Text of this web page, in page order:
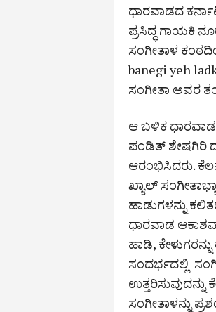
ಧಾರವಾಡದ
ಪ್ರಸಿದ್ಧ ಗಾಯಕಿ
ಸಂಗೀತಾಳ
banegi yeh
ಸಂಗೀತಾ ಅವರ
ಆ ಬಳಿಕ
ಪಂಡಿತ್ ಶೇಷಗಿರಿ
ಆರಂಭಿಸಿದರು.
ಖ್ಯಾಲ್
ಹಾಡುಗಳನ್ನು
ಧಾರವಾಡ
ಹಾಡಿ,
ಸಂದರ್ಭದಲ್ಲಿ
ಸಂಗೀತಾಳನ್ನು